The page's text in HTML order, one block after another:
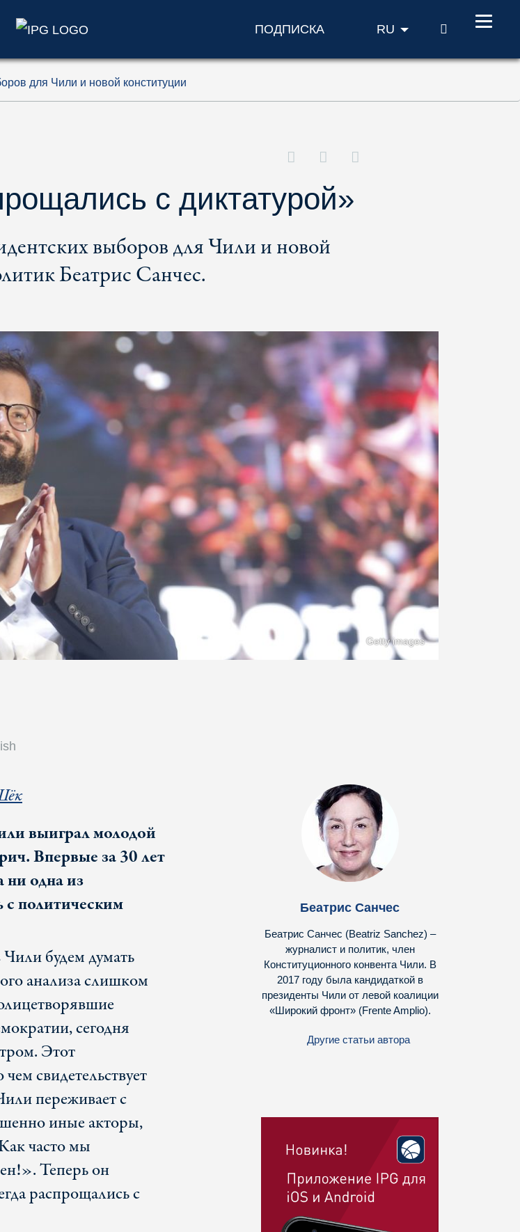
ПОДПИСКА RU ПОИСК
для Чили и новой конституции
с диктатурой»
выборов для Чили и новой
Беатрис Санчес.
Getty images
выиграл молодой
Впервые за 30 лет
ни одна из
с политическим
будем думать
анализа слишком
сегодня
Этот
свидетельствует
переживает с
иные акторы,
часто мы
Теперь он
распрощались с
Беатрис Санчес
Беатрис Санчес (Beatriz Sanchez) –
журналист и политик, член
Конституционного конвента Чили. В
2017 году была кандидаткой в
президенты Чили от левой коалиции
«Широкий фронт» (Frente Amplio).
Другие статьи автора